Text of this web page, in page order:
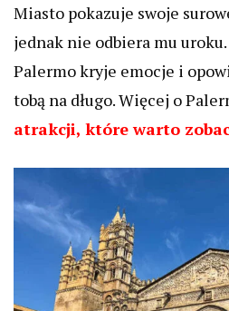
Miasto pokazuje swoje
jednak nie odbiera mu
Palermo kryje emocje i
tobą na długo. Więcej o
atrakcji, które warto